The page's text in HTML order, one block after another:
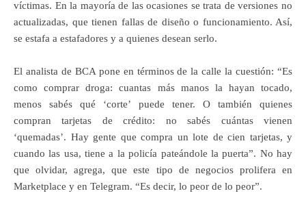
víctimas. En la mayoría de las ocasiones se trata de versiones no
actualizadas, que tienen fallas de diseño o funcionamiento. Así,
se estafa a estafadores y a quienes desean serlo.
El analista de BCA pone en términos de la calle la cuestión: “Es
como comprar droga: cuantas más manos la hayan tocado,
menos sabés qué ‘corte’ puede tener. O también quienes
compran tarjetas de crédito: no sabés cuántas vienen
‘quemadas’. Hay gente que compra un lote de cien tarjetas, y
cuando las usa, tiene a la policía pateándole la puerta”. No hay
que olvidar, agrega, que este tipo de negocios prolifera en
Marketplace y en Telegram. “Es decir, lo peor de lo peor”.